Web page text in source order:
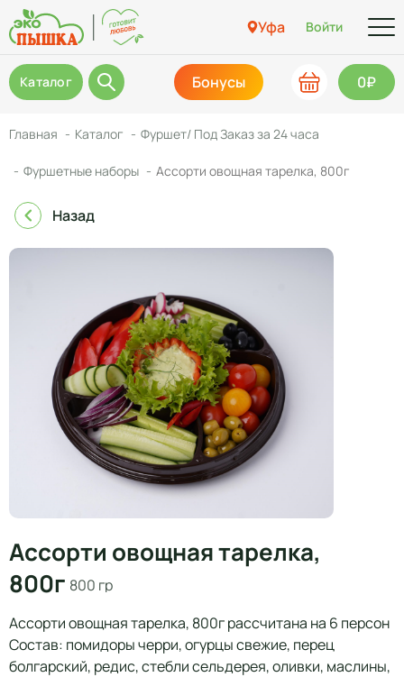
Уфа Войти
Каталог Бонусы 0₽
Главная Каталог Фуршет/ Под Заказ за 24 часа
Фуршетные наборы Ассорти овощная тарелка, 800г
Назад
Ассорти овощная тарелка,
800г 800 гр
Ассорти овощная тарелка, 800г рассчитана на 6 персон
Состав: помидоры черри, огурцы свежие, перец
болгарский, редис, стебли сельдерея, оливки, маслины,